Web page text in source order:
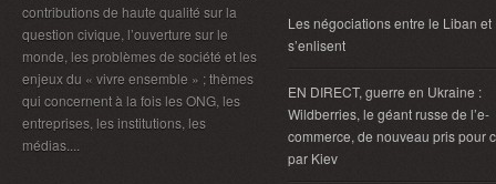
contributions de haute qualité sur la
question civique, l’ouverture sur le
monde, les problèmes de société et les
enjeux du « vivre ensemble » ; thèmes
qui concernent à la fois les ONG, les
entreprises, les institutions, les
médias....
Les négociations entre le Liban et
s’enlisent
EN DIRECT, guerre en Ukraine :
Wildberries, le géant russe de l’e-
commerce, de nouveau pris pour
par Kiev